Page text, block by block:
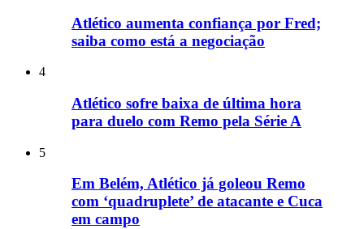
Atlético aumenta confiança por Fred;
saiba como está a negociação
4
Atlético sofre baixa de última hora
para duelo com Remo pela Série A
5
Em Belém, Atlético já goleou Remo
com ‘quadruplete’ de atacante e Cuca
em campo